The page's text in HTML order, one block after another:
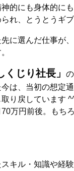
的にも身体的に
れ、とうとうギブ
に選んだ仕事が
くじり社長」
は、当初の想定
り戻しています
70万円前後。もち
キル・知識や経